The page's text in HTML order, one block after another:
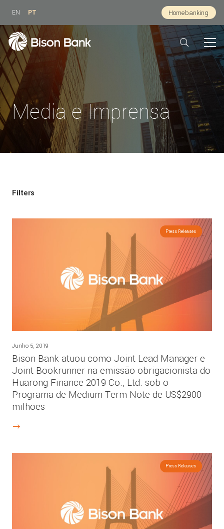
EN PT Homebanking
Media e Imprensa
Filters
Press Releases
Junho 5, 2019
Bison Bank atuou como Joint Lead Manager e
Joint Bookrunner na emissão obrigacionista do
Huarong Finance 2019 Co., Ltd. sob o
Programa de Medium Term Note de US$2900
milhões
Press Releases